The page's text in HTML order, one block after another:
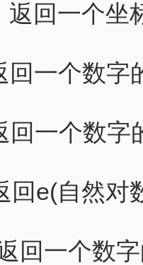
返回一个坐
回一个数字
回一个数字
回e(自然对
回一个数